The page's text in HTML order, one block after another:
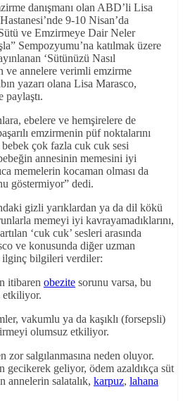
danışmanı olan ABD’li Lisa
9-10 Nisan’da
ve Emzirmeye Dair Neler
Sempozyumu’na katılmak üzere
‘Sütünüzü Nasıl
ve annelere verimli emzirme
yazarı olana Lisa Marasco,
ebelere ve hemşirelere de
emzirmenin püf noktalarını
çok fazla cuk cuk sesi
annesinin memesini iyi
memelerin kocaman olması da
göstermiyor” dedi.
gizli yarıklardan ya da dil kökü
memeyi iyi kavrayamadıklarını,
‘cuk cuk’ sesleri arasında
ve konusunda diğer uzman
ilginç bilgileri verdiler:
itibaren obezite sorunu varsa, bu
etkiliyor.
vakumlu ya da kaşıklı (forsepsli)
olumsuz etkiliyor.
zor salgılanmasına neden oluyor.
gecikerek geliyor, ödem azaldıkça süt
annelerin salatalık, karpuz, lahana